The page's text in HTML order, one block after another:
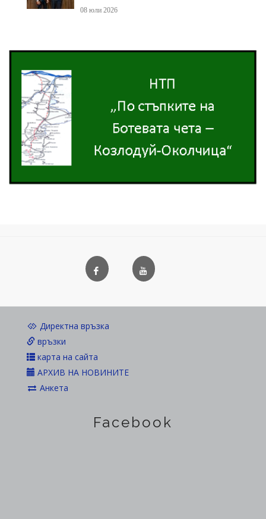
08 юли 2026
Директна връзка
връзки
карта на сайта
АРХИВ НА НОВИНИТЕ
Анкета
Facebook